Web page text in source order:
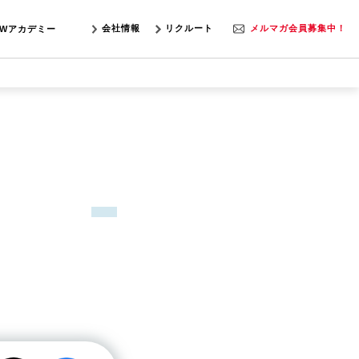
アカデミー 会社情報 リクルート メルマガ会員募集中！